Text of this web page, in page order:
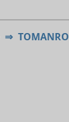
⇒ TOMANRO